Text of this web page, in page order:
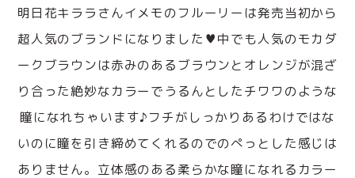
明日花キララさんイメモのフルーリーは発売当初から
超人気のブランドになりました♥中でも人気のモカダ
ークブラウンは赤みのあるブラウンとオレンジが混ざ
り合った絶妙なカラーでうるんとしたチワワのような
瞳になれちゃいます♪フチがしっかりあるわけではな
いのに瞳を引き締めてくれるのでのぺっとした感じは
ありません。立体感のある柔らかな瞳になれるカラー